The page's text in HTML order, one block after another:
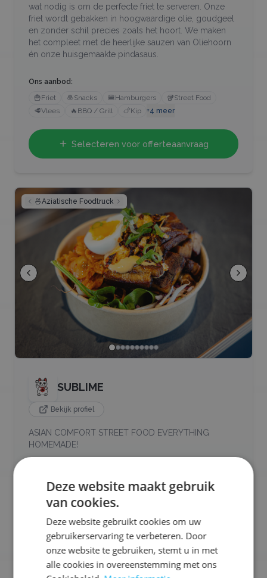
wat nodig is om de perfecte friet te serveren. Onze
friet wordt gebakken in hoogwaardige olie, goudgeel
en zonder schil precies zoals het hoort. We maken
het compleet met de heerlijke sauzen van Oliehoorn
én onze huisgemaakte pindasaus.
Ons aanbod:
🍟Friet 🧆Snacks 🍔Hamburgers 🥡Street Food
🥩Vlees 🔥 BBQ / Grill 🍗Kip +4 meer
Selecteren voor offerteaanvraag
🍜Aziatische Foodtruck
SUBLIME
Bekijk profiel
ASIAN COMFORT STREET FOOD EVERYTHING
HOMEMADE!
Vis 🧆Snacks 🥡 Street Food 🥩 Vlees
Zoet / Desserts 🥗Salades / Bowls
Selecteren voor offerteaanvraag
Deze website maakt gebruik
van cookies.
Deze website gebruikt cookies om uw
gebruikerservaring te verbeteren. Door
onze website te gebruiken, stemt u in met
alle cookies in overeenstemming met ons